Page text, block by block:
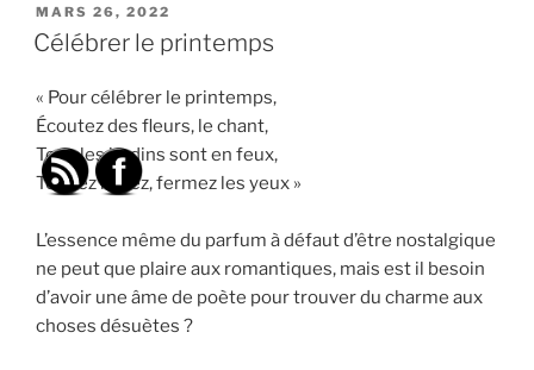
PUBLIÉ
LE
MARS 26, 2022
Célébrer le printemps
« Pour célébrer le printemps,
Écoutez des fleurs, le chant,
Tous les jardins sont en feux,
Tendez le nez, fermez les yeux »
L’essence même du parfum à défaut d’être nostalgique
ne peut que plaire aux romantiques, mais est il besoin
d’avoir une âme de poète pour trouver du charme aux
choses désuètes ?